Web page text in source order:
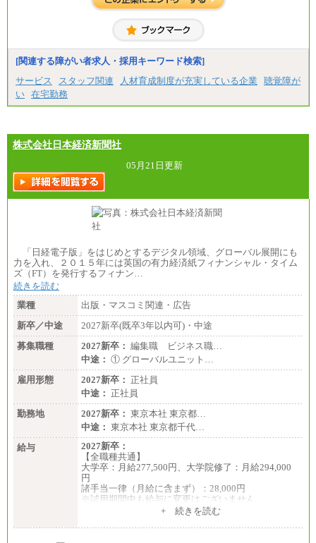
[関連する障がい者求人・採用キーワード検索]
サービス
スタッフ関連 人材育成制度が充実している企業
聴覚障が
い 在宅勤務
株式会社日本経済新聞社
05月21日更新
「日経電子版」をはじめとするデジタル領域、グローバル展開にも
力を入れ、２０１５年には英国の有力経済紙フィナンシャル・タイム
ズ（FT）を発行するフィナン…
続きを読む
業種
出版・マスコミ関連・広告
新卒／中途
2027新卒(既卒3年以内可)・中途
募集職種
2027新卒： 編集職 ビジネス職…
中途： ① グローバルユニット…
雇用形態
2027新卒： 正社員
中途： 正社員
勤務地
2027新卒： 東京本社 東京都…
中途： 東京本社 東京都千代…
給与
2027新卒：
【全職種共通】
大学卒：月給277,500円、大学院修了：月給294,000
円
諸手当一律（月給に含まず）：28,000円
※試用期間中も給与に変更はございません
月給370,000円～
+ 続きを読む